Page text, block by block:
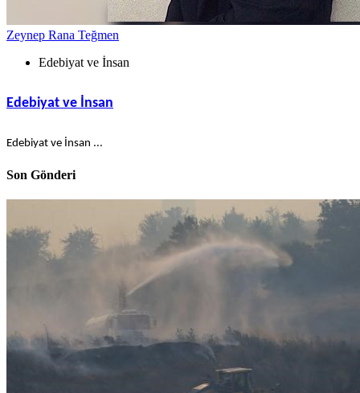
Zeynep Rana Teğmen
Edebiyat ve İnsan
Edebiyat ve İnsan
Edebiyat ve İnsan ...
Son Gönderi